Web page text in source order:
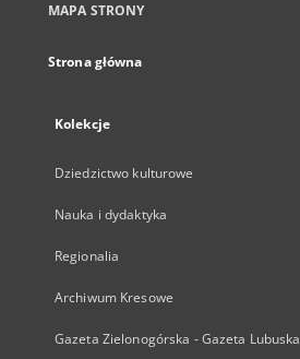
MAPA STRONY
Strona główna
Kolekcje
Dziedzictwo kulturowe
Nauka i dydaktyka
Regionalia
Archiwum Kresowe
Gazeta Zielonogórska - Gazeta Lubuska